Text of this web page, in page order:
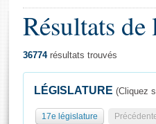
Général
Résultats de
36774résultats trouvés
LÉGISLATURE (Cliquez
17e législature